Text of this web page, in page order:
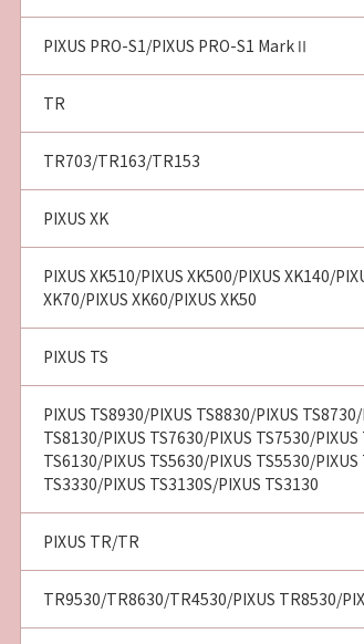
PIXUS PRO-S1/PIXUS PRO-S1 MarkⅡ
TR
TR703/TR163/TR153
PIXUS XK
PIXUS XK510/PIXUS XK500/PIXUS XK140/
XK70/PIXUS XK60/PIXUS XK50
PIXUS TS
PIXUS TS8930/PIXUS TS8830/PIXUS
TS8130/PIXUS TS7630/PIXUS TS7530/
TS6130/PIXUS TS5630/PIXUS TS5530/
TS3330/PIXUS TS3130S/PIXUS TS3130
PIXUS TR/TR
TR9530/TR8630/TR4530/PIXUS TR8530/